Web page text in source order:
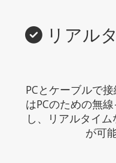
リアル
PCとケーブルで
はPCのための無
し、リアルタイ
が可